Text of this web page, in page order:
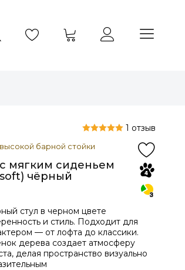
барной стойки
мягким сиденьем
soft) чёрный
1 отзыв
стул в черном цвете
и стиль. Подходит для
— от лофта до классики.
дерева создает атмосферу
делая пространство визуально